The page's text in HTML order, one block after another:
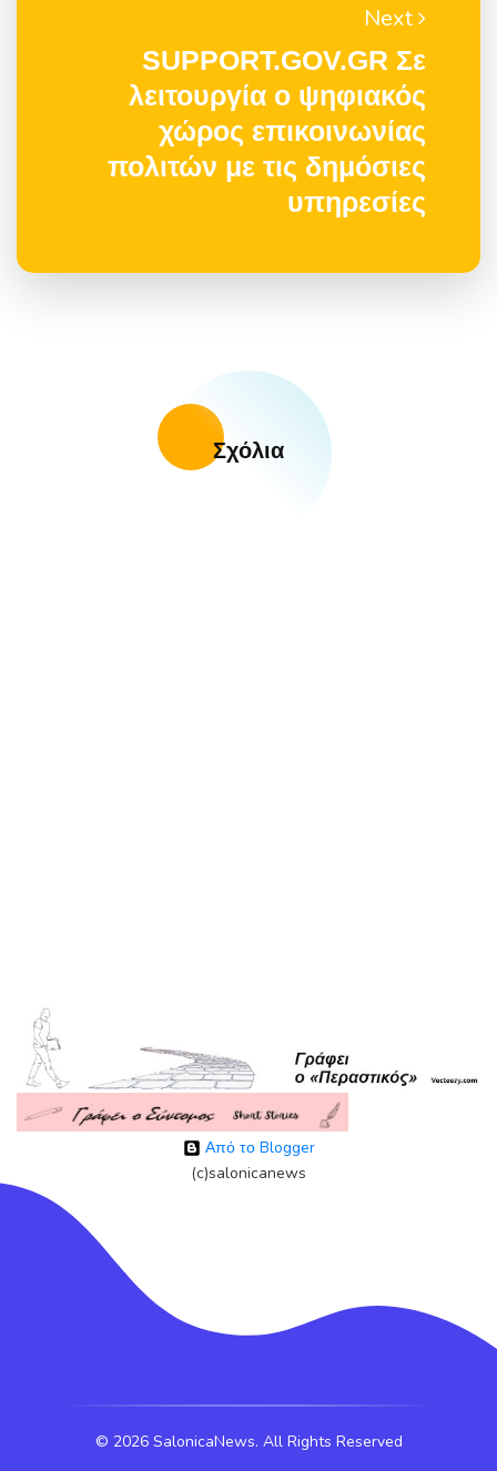
Next
SUPPORT.GOV.GR Σε
λειτουργία o ψηφιακός
χώρος επικοινωνίας
πολιτών με τις δημόσιες
υπηρεσίες
Σχόλια
Από το Blogger
(c)salonicanews
© 2026 SalonicaNews. All Rights Reserved